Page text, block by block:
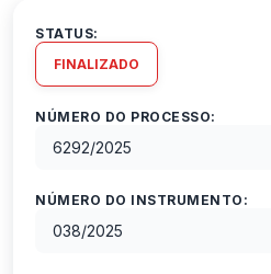
STATUS:
FINALIZADO
NÚMERO DO PROCESSO:
6292/2025
NÚMERO DO INSTRUMENTO:
038/2025